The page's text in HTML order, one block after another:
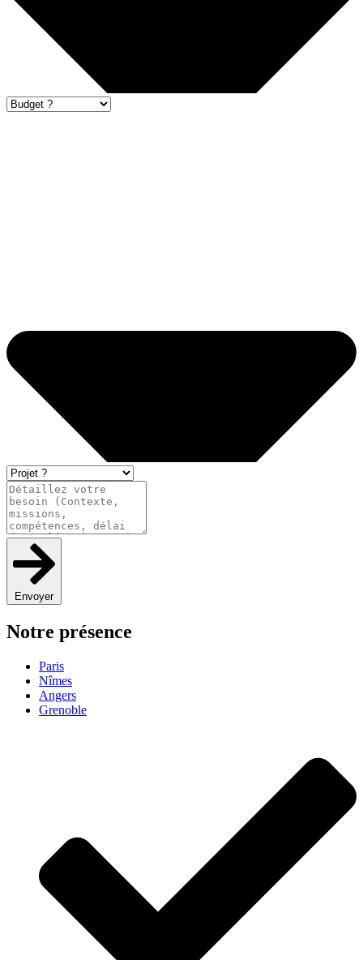
Envoyer
Notre présence
Paris
Nîmes
Angers
Grenoble